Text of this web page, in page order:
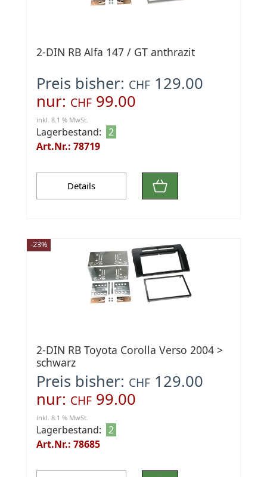
2-DIN RB Alfa 147 / GT anthrazit
Preis bisher: CHF 129.00
nur: CHF 99.00
inkl. 8.1 % MwSt.
Lagerbestand: 2
Art.Nr.: 78719
Details
-23%
2-DIN RB Toyota Corolla Verso 2004 >
schwarz
Preis bisher: CHF 129.00
nur: CHF 99.00
inkl. 8.1 % MwSt.
Lagerbestand: 2
Art.Nr.: 78685